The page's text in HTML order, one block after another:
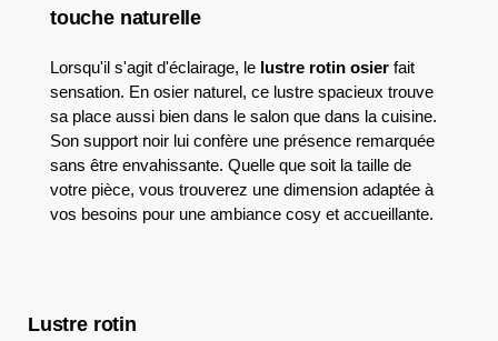
touche naturelle
Lorsqu'il s'agit d'éclairage, le lustre rotin osier fait
sensation. En osier naturel, ce lustre spacieux trouve
sa place aussi bien dans le salon que dans la cuisine.
Son support noir lui confère une présence remarquée
sans être envahissante. Quelle que soit la taille de
votre pièce, vous trouverez une dimension adaptée à
vos besoins pour une ambiance cosy et accueillante.
Lustre rotin